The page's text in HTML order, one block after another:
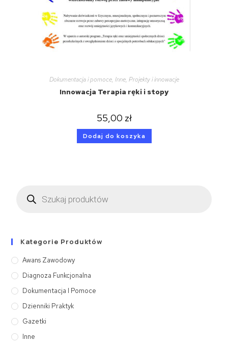
Dokumentacja i pomoce, Inne, Projekty i innowacje
Innowacja Terapia ręki i stopy
55,00 zł
Dodaj do koszyka
Kategorie Produktów
Awans Zawodowy
Diagnoza Funkcjonalna
Dokumentacja I Pomoce
Dzienniki Praktyk
Gazetki
Inne